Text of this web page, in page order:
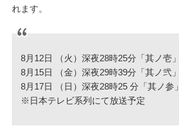
れます。
8月12日 （火）深夜28時25分「其ノ壱」
8月15日 （金）深夜29時39分「其ノ弐」
8月17日 （日）深夜28時25 分「其ノ参」
※日本テレビ系列にて放送予定